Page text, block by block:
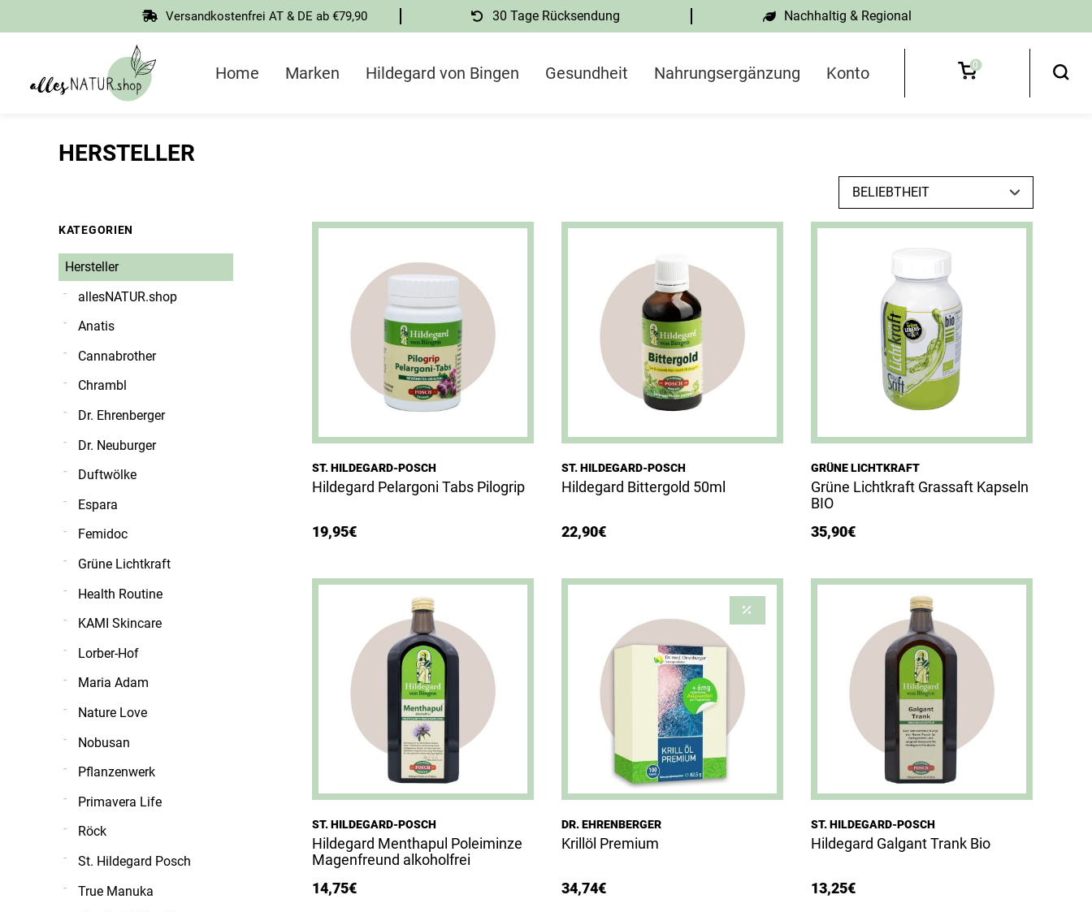
Versandkostenfrei AT & DE ab €79,90 30 Tage Rücksendung Nachhaltig & Regional
Home Marken Hildegard von Bingen Gesundheit Nahrungsergänzung Konto 0
HERSTELLER
ST. HILDEGARD-POSCH
Hildegard Pelargoni Tabs Pilogrip
19,95€
ST. HILDEGARD-POSCH
Hildegard Bittergold 50ml
22,90€
GRÜNE LICHTKRAFT
Grüne Lichtkraft Grassaft Kapseln
BIO
35,90€
ST. HILDEGARD-POSCH
Hildegard Menthapul Poleiminze
Magenfreund alkoholfrei
14,75€
Dieses Produkt weist mehrere Varianten auf. Die Optionen können auf der Produktseite gewählt werden
DR. EHRENBERGER
Krillöl Premium
34,74€
ST. HILDEGARD-POSCH
Hildegard Galgant Trank Bio
13,25€
KATEGORIEN
Hersteller
allesNATUR.shop
Anatis
Cannabrother
Chrambl
Dr. Ehrenberger
Dr. Neuburger
Duftwölke
Espara
Femidoc
Grüne Lichtkraft
Health Routine
KAMI Skincare
Lorber-Hof
Maria Adam
Nature Love
Nobusan
Pflanzenwerk
Primavera Life
Röck
St. Hildegard Posch
True Manuka